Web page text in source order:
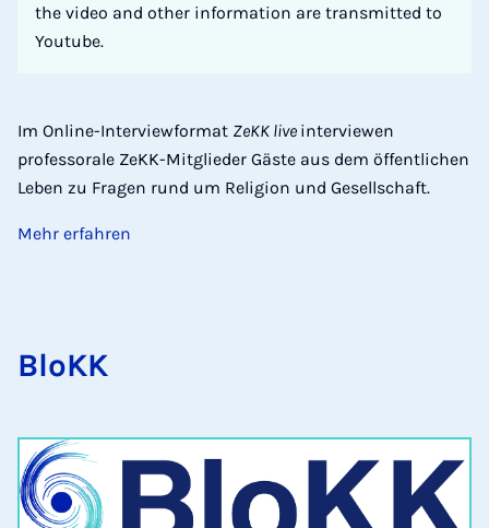
the video and other information are transmitted to
Youtube.
Im Online-Interviewformat ZeKK live interviewen
professorale ZeKK-Mitglieder Gäste aus dem öffentlichen
Leben zu Fragen rund um Religion und Gesellschaft.
Mehr erfahren
BloKK